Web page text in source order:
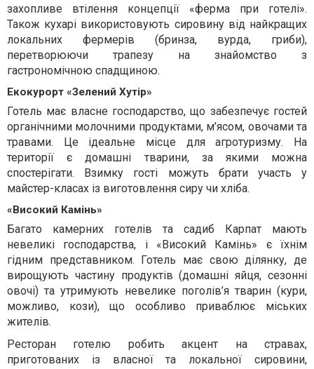
захопливе втілення концепції «ферма при готелі».
Також кухарі використовують сировину від найкращих
локальних фермерів (бринза, вурда, гриби),
перетворюючи трапезу на знайомство з
гастрономічною спадщиною.
Екокурорт «Зелений Хутір»
Готель має власне господарство, що забезпечує гостей
органічними молочними продуктами, м’ясом, овочами та
травами. Це ідеальне місце для агротуризму. На
території є домашні тварини, за якими можна
спостерігати. Взимку гості можуть брати участь у
майстер-класах із виготовлення сиру чи хліба.
«Високий Камінь»
Багато камерних готелів та садиб Карпат мають
невеликі господарства, і «Високий Камінь» є їхнім
гідним представником. Готель має свою ділянку, де
вирощують частину продуктів (домашні яйця, сезонні
овочі) та утримують невелике поголів’я тварин (кури,
можливо, кози), що особливо приваблює міських
жителів.
Ресторан готелю робить акцент на стравах,
приготованих із власної та локальної сировини,